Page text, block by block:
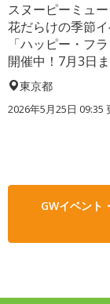
スヌーピーミュ
花だらけの季節イ
「ハッピー・フ
開催中！7月3日
東京都
2026年5月25日 09:35
GWイベント